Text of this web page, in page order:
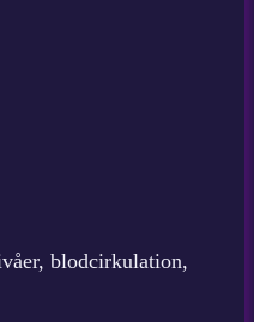
blodcirkulation,